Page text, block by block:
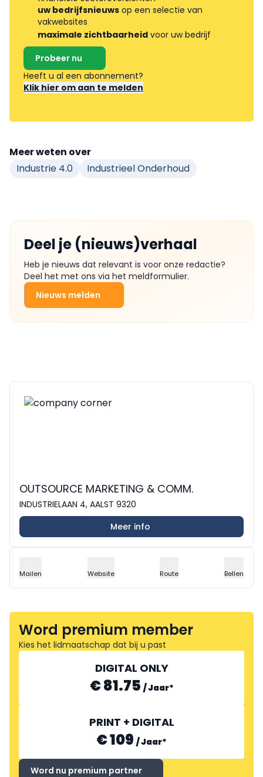
uw bedrijfsnieuws op een selectie van
vakwebsites
maximale zichtbaarheid voor uw bedrijf
Probeer nu
Heeft u al een abonnement?
Klik hier om aan te melden
Meer weten over
Industrie 4.0
Industrieel Onderhoud
Deel je (nieuws)verhaal
Heb je nieuws dat relevant is voor onze redactie?
Deel het met ons via het meldformulier.
Nieuws melden
OUTSOURCE MARKETING & COMM.
INDUSTRIELAAN 4, AALST 9320
Meer info
Mailen Website Route Bellen
Word premium member
Kies het lidmaatschap dat bij u past
DIGITAL ONLY
€ 81.75 /Jaar*
PRINT + DIGITAL
€ 109 /Jaar*
Word nu premium partner